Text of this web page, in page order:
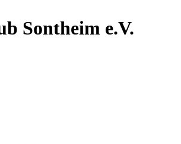
Sontheim e.V.